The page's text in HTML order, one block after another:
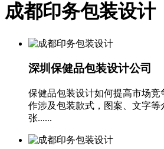
成都印务包装设计
深圳保健品包装设计公司
保健品包装设计如何提高市场
作涉及包装款式，图案、文字
张......